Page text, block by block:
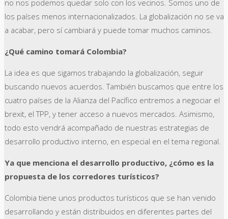
no nos podemos quedar solo con los vecinos. Somos uno de
los países menos internacionalizados. La globalización no se va
a acabar, pero sí cambiará y puede tomar muchos caminos.
¿Qué camino tomará Colombia?
La idea es que sigamos trabajando la globalización, seguir
buscando nuevos acuerdos. También buscamos que entre los
cuatro países de la Alianza del Pacífico entremos a negociar el
brexit, el TPP, y tener acceso a nuevos mercados. Asimismo,
todo esto vendrá acompañado de nuestras estrategias de
desarrollo productivo interno, en especial en el tema regional.
Ya que menciona el desarrollo productivo, ¿cómo es la
propuesta de los corredores turísticos?
Colombia tiene unos productos turísticos que se han venido
desarrollando y están distribuidos en diferentes partes del